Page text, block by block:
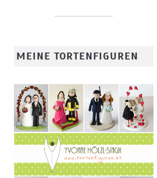
MEINE TORTENFIGUREN